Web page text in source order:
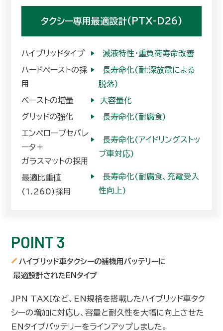
タクシー専用最適設計(PTX-D26)
ハイブリッドタイプ
ハードペーストの採
用
ペーストの増量
グリッドの強化
エンペロープセパレ
ータ＋
ガラスマットの採用
最適比重値
(1.260)採用
▶︎減液特性・重負荷寿命改善
▶︎長寿命化(耐:深放電による
脱落)
▶︎大容量化
▶︎長寿命化(耐腐食)
▶︎長寿命化(アイドリングストッ
プ車対応)
▶︎長寿命化(耐腐食、充電受入
性向上)
POINT 3
ハイブリッド車タクシーの補機用バッテリーに
最適設計されたENタイプ
JPN TAXIなど、EN規格を搭載したハイブリッド車タク
シーの増加に対応し、容量と耐久性を大幅に向上させた
ENタイプバッテリーをラインアップしました。